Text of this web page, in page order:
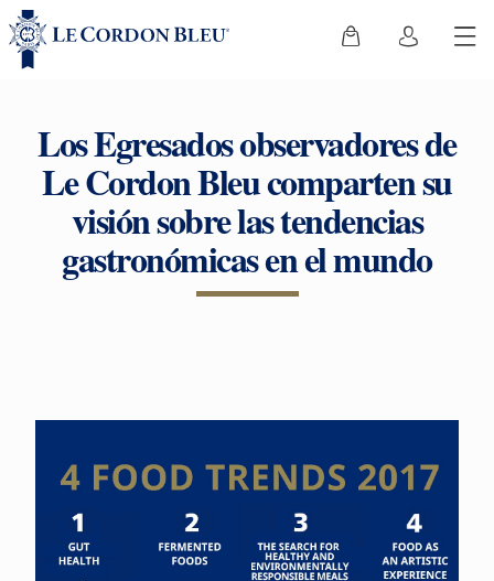
Los Egresados observadores de
Le Cordon Bleu comparten su
visión sobre las tendencias
gastronómicas en el mundo